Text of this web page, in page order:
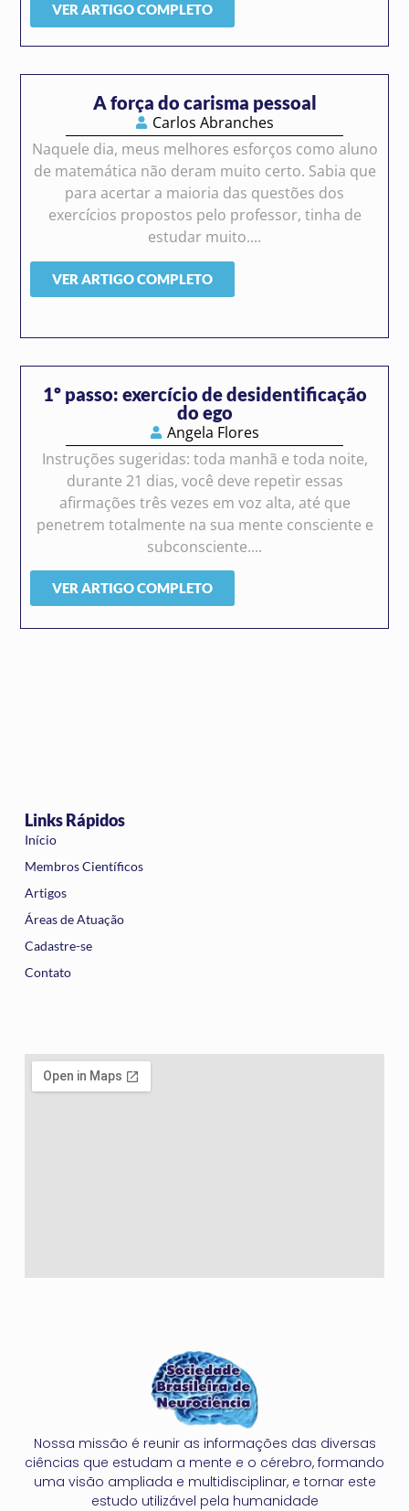
VER ARTIGO COMPLETO
A força do carisma pessoal
Carlos Abranches
Naquele dia, meus melhores esforços como aluno
de matemática não deram muito certo. Sabia que
para acertar a maioria das questões dos
exercícios propostos pelo professor, tinha de
estudar muito....
VER ARTIGO COMPLETO
1º passo: exercício de desidentificação
do ego
Angela Flores
Instruções sugeridas: toda manhã e toda noite,
durante 21 dias, você deve repetir essas
afirmações três vezes em voz alta, até que
penetrem totalmente na sua mente consciente e
subconsciente....
VER ARTIGO COMPLETO
Nossa missão é reunir as informações das diversas
ciências que estudam a mente e o cérebro, formando
uma visão ampliada e multidisciplinar, e tornar este
estudo utilizável pela humanidade
Links Rápidos
Início
Membros Científicos
Artigos
Áreas de Atuação
Cadastre-se
Contato